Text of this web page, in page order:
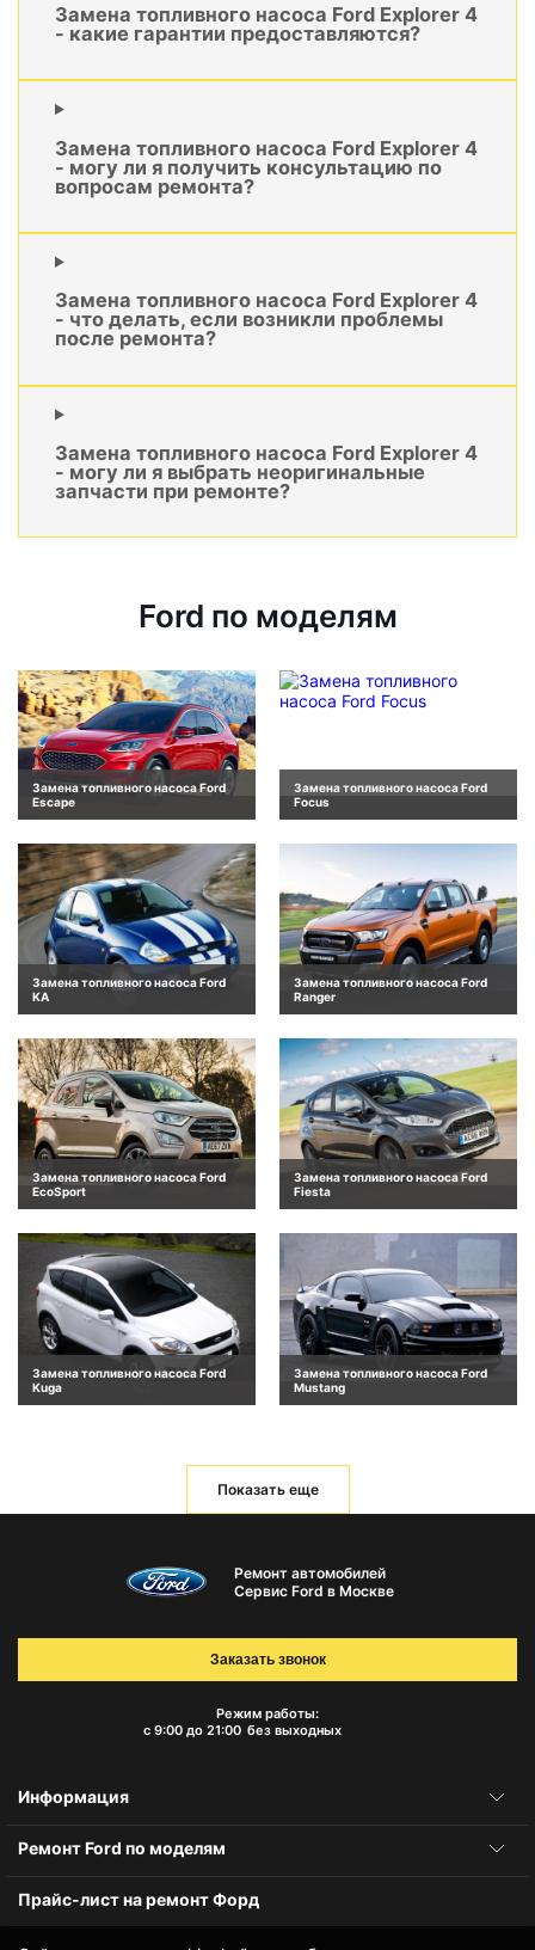
Замена топливного насоса Ford Explorer 4
- какие гарантии предоставляются?
Замена топливного насоса Ford Explorer 4
- могу ли я получить консультацию по
вопросам ремонта?
Замена топливного насоса Ford Explorer 4
- что делать, если возникли проблемы
после ремонта?
Замена топливного насоса Ford Explorer 4
- могу ли я выбрать неоригинальные
запчасти при ремонте?
Ford по моделям
Замена топливного насоса Ford
Escape
Замена топливного насоса Ford
Focus
Замена топливного насоса Ford
KA
Замена топливного насоса Ford
Ranger
Замена топливного насоса Ford
EcoSport
Замена топливного насоса Ford
Fiesta
Замена топливного насоса Ford
Kuga
Замена топливного насоса Ford
Mustang
Показать еще
Ремонт автомобилей
Сервис Ford в Москве
Режим работы:
с 9:00 до 21:00 без выходных
Заказать звонок
Информация
Ремонт Ford по моделям
Прайс-лист на ремонт Форд